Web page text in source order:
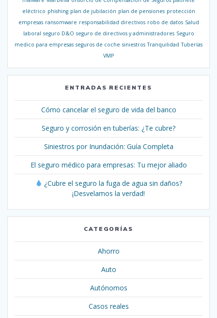
eléctrico phishing plan de jubilación plan de pensiones protección
empresas ransomware responsabilidad directivos robo de datos Salud
laboral seguro D&O seguro de directivos y administradores Seguro
medico para empresas seguros de coche siniestros Tranquilidad Tuberías
VMP
ENTRADAS RECIENTES
Cómo cancelar el seguro de vida del banco
Seguro y corrosión en tuberías: ¿Te cubre?
Siniestros por Inundación: Guía Completa
El seguro médico para empresas: Tu mejor aliado
¿Cubre el seguro la fuga de agua sin daños?
¡Desvelamos la verdad!
CATEGORÍAS
Ahorro
Auto
Autónomos
Casos reales